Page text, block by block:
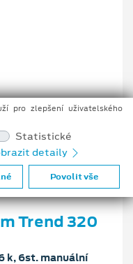
100 kW/136 k
Nafta
Trend 320
k, 6st. manuální
pro zlepšení uživatelského
Statistické
detaily
Povolit vše